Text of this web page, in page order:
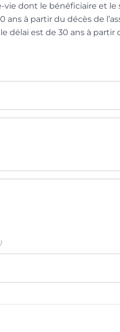
vie dont le bénéficiaire et
ans à partir du décès de
délai est de 30 ans à partir